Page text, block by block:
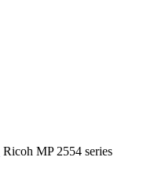
Ricoh MP 2554 series